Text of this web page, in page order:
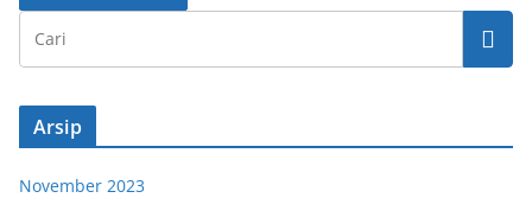
Arsip
November 2023